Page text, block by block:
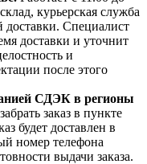
курьерская служба
доставки. Специалист
доставки и уточнит
и
после этого
СДЭК в регионы
заказ в пункте
будет доставлен в
номер телефона
выдачи заказа.